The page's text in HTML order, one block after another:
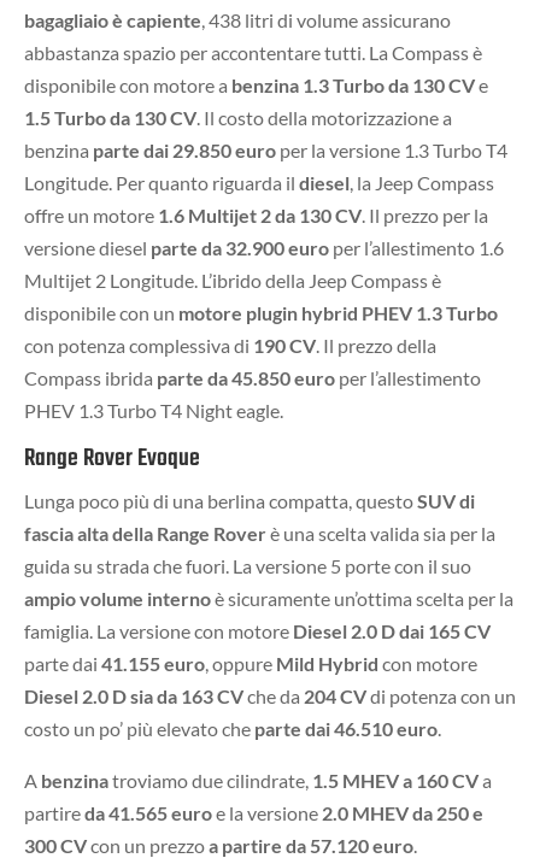
bagagliaio è capiente, 438 litri di volume assicurano
abbastanza spazio per accontentare tutti. La Compass è
disponibile con motore a benzina 1.3 Turbo da 130 CVe
1.5 Turbo da 130 CV. Il costo della motorizzazione a
benzina parte dai 29.850 euro per la versione 1.3 Turbo T4
Longitude. Per quanto riguarda il diesel, la Jeep Compass
offre un motore 1.6 Multijet 2 da 130 CV. Il prezzo per la
versione diesel parte da 32.900 euro per l’allestimento 1.6
Multijet 2 Longitude. L’ibrido della Jeep Compass è
disponibile con un motore plugin hybrid PHEV 1.3 Turbo
con potenza complessiva di 190 CV. Il prezzo della
Compass ibrida parte da 45.850 euro per l’allestimento
PHEV 1.3 Turbo T4 Night eagle.
Range Rover Evoque
Lunga poco più di una berlina compatta, questoSUV di
fascia alta della Range Roverè una scelta valida sia per la
guida su strada che fuori. La versione 5 porte con il suo
ampio volume internoè sicuramente un’ottima scelta per la
famiglia. La versione con motore Diesel 2.0 D dai 165 CV
parte dai 41.155 euro, oppure Mild Hybrid con motore
Diesel 2.0 D sia da 163 CVche da 204 CVdi potenza con un
costo un po’ più elevato che parte dai 46.510 euro.
A benzinatroviamo due cilindrate, 1.5 MHEV a 160 CVa
partireda 41.565 euroe la versione 2.0 MHEV da 250 e
300 CVcon un prezzoa partire da 57.120 euro.